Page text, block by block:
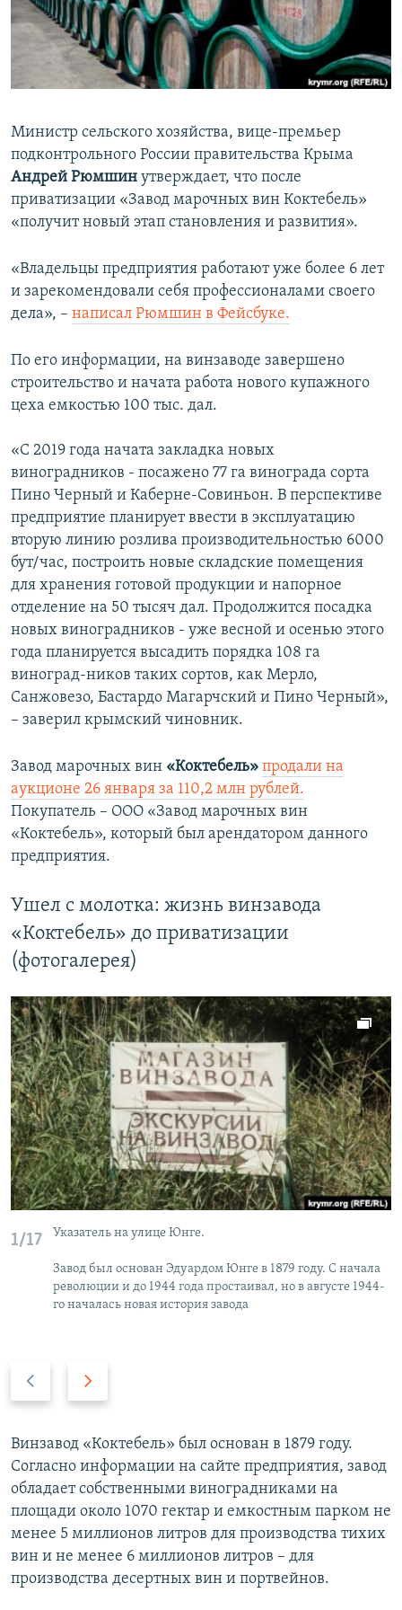
ПОБЕДИТЕЛЕЙ НЕ СУДЯТ?
КРЫМ.НЕПОКОРЕННЫЙ
ELIFBE
ПРИСОЕДИНЯЙТЕСЬ!
Все сайты RFE/RL
Министр сельского хозяйства, вице-премьер
подконтрольного России правительства Крыма
Андрей Рюмшин утверждает, что после
приватизации «Завод марочных вин Коктебель»
«получит новый этап становления и развития».
«Владельцы предприятия работают уже более 6 лет
и зарекомендовали себя профессионалами своего
дела», – написал Рюмшин в Фейсбуке.
По его информации, на винзаводе завершено
строительство и начата работа нового купажного
цеха емкостью 100 тыс. дал.
«С 2019 года начата закладка новых
виноградников - посажено 77 га винограда сорта
Пино Черный и Каберне-Совиньон. В перспективе
предприятие планирует ввести в эксплуатацию
вторую линию розлива производительностью 6000
бут/час, построить новые складские помещения
для хранения готовой продукции и напорное
отделение на 50 тысяч дал. Продолжится посадка
новых виноградников - уже весной и осенью этого
года планируется высадить порядка 108 га
виноград-ников таких сортов, как Мерло,
Санжовезо, Бастардо Магарчский и Пино Черный»,
– заверил крымский чиновник.
Завод марочных вин «Коктебель» продали на
аукционе 26 января за 110,2 млн рублей.
Покупатель – ООО «Завод марочных вин
«Коктебель», который был арендатором данного
предприятия.
Ушел с молотка: жизнь винзавода
«Коктебель» до приватизации
(фотогалерея)
1/17 Указатель на улице Юнге.
Завод был основан Эдуардом Юнге в 1879 году. С начала
революции и до 1944 года простаивал, но в августе 1944-
го началась новая история завода
д
ы
д
у
щ
и
й
д
у
ю
щ
и
й
с
Винзавод «Коктебель» был основан в 1879 году.
Согласно информации на сайте предприятия, завод
обладает собственными виноградниками на
площади около 1070 гектар и емкостным парком не
менее 5 миллионов литров для производства тихих
вин и не менее 6 миллионов литров – для
производства десертных вин и портвейнов.